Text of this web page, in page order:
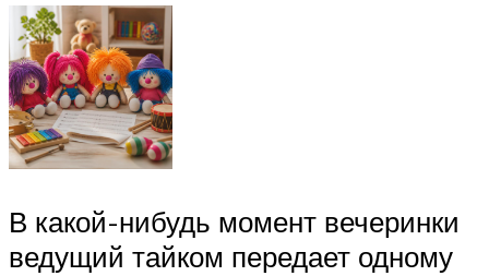
В какой-нибудь момент вечеринки
ведущий тайком передает одному